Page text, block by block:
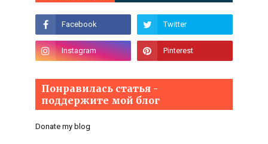
Понравилась статья -
поддержите мой блог
Donate my blog